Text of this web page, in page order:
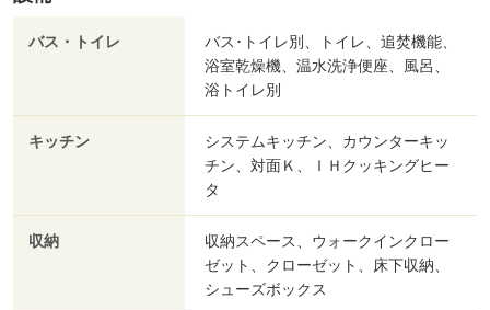
バス・トイレ
バス･トイレ別、トイレ、追焚機能、
浴室乾燥機、温水洗浄便座、風呂、
浴トイレ別
キッチン
システムキッチン、カウンターキッ
チン、対面Ｋ、ＩＨクッキングヒー
タ
収納
収納スペース、ウォークインクロー
ゼット、クローゼット、床下収納、
シューズボックス